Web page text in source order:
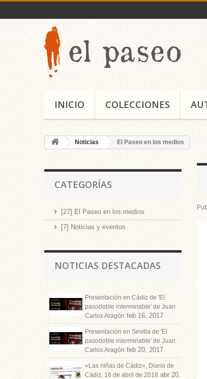
INICIO COLECCIONES
Noticias El Paseo en los medios
CATEGORÍAS
[27] El Paseo en los medios
[7] Noticias y eventos
NOTICIAS DESTACADAS
Presentación en Cádiz de 'El
pasodoble interminable' de Juan
Carlos Aragón feb 16, 2017
Presentación en Sevilla de 'El
pasodoble interminable' de Juan
Carlos Aragón feb 20, 2017
«Las niñas de Cádiz», Diario de
Cádiz, 16 de abril de 2018 abr 20,